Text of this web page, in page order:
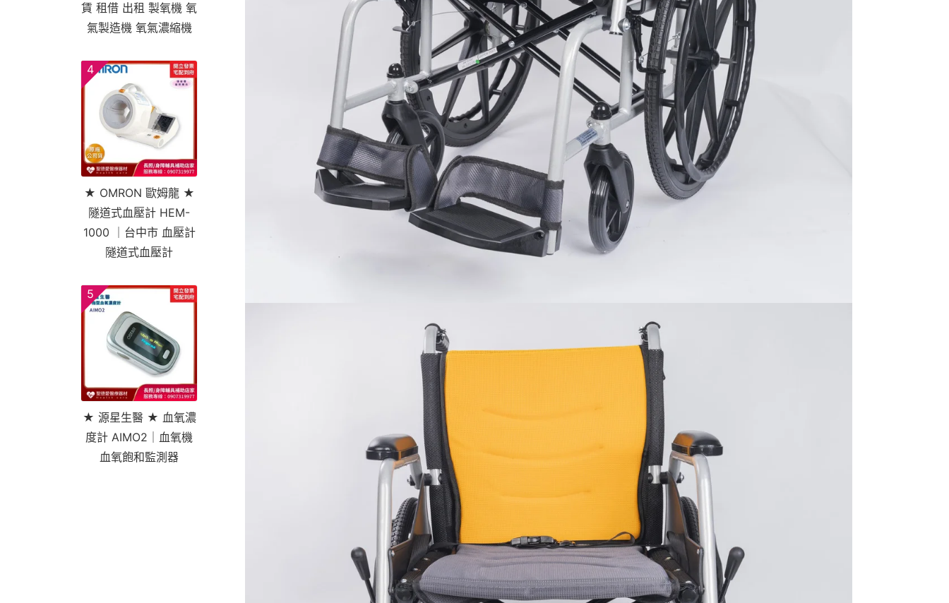
賃 租借 出租 製氧機 氧
氣製造機 氧氣濃縮機
4
★ OMRON 歐姆龍 ★
隧道式血壓計 HEM-
1000 ｜台中市 血壓計
隧道式血壓計
5
★ 源星生醫 ★ 血氧濃
度計 AIMO2｜血氧機
血氧飽和監測器